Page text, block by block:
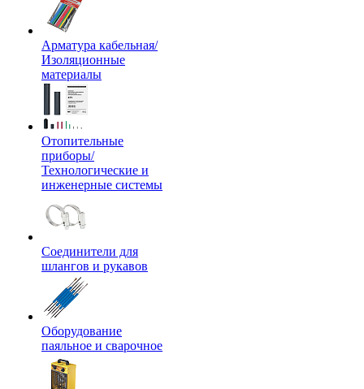
Арматура кабельная/
Изоляционные
материалы
Отопительные
приборы/
Технологические и
инженерные системы
Соединители для
шлангов и рукавов
Оборудование
паяльное и сварочное